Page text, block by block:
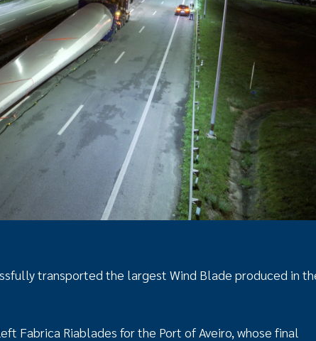
transported the largest Wind Blade produced in
Fabrica Riablades for the Port of Aveiro, whose final